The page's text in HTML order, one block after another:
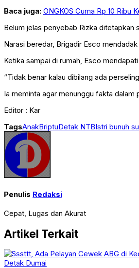
Baca juga: ONGKOS Cuma Rp 10 Ribu
Belum jelas penyebab Rizka ditetapkan
Narasi beredar, Brigadir Esco
Ketika sampai di rumah, Esco
“Tidak benar kalau dibilang ada
Ia meminta agar menunggu fakta dalam
Editor : Kar
TagsAnakBriptuDetak NTBIstri bunuh
Penulis Redaksi
Cepat, Lugas dan Akurat
Artikel Terkait
Detak Dumai